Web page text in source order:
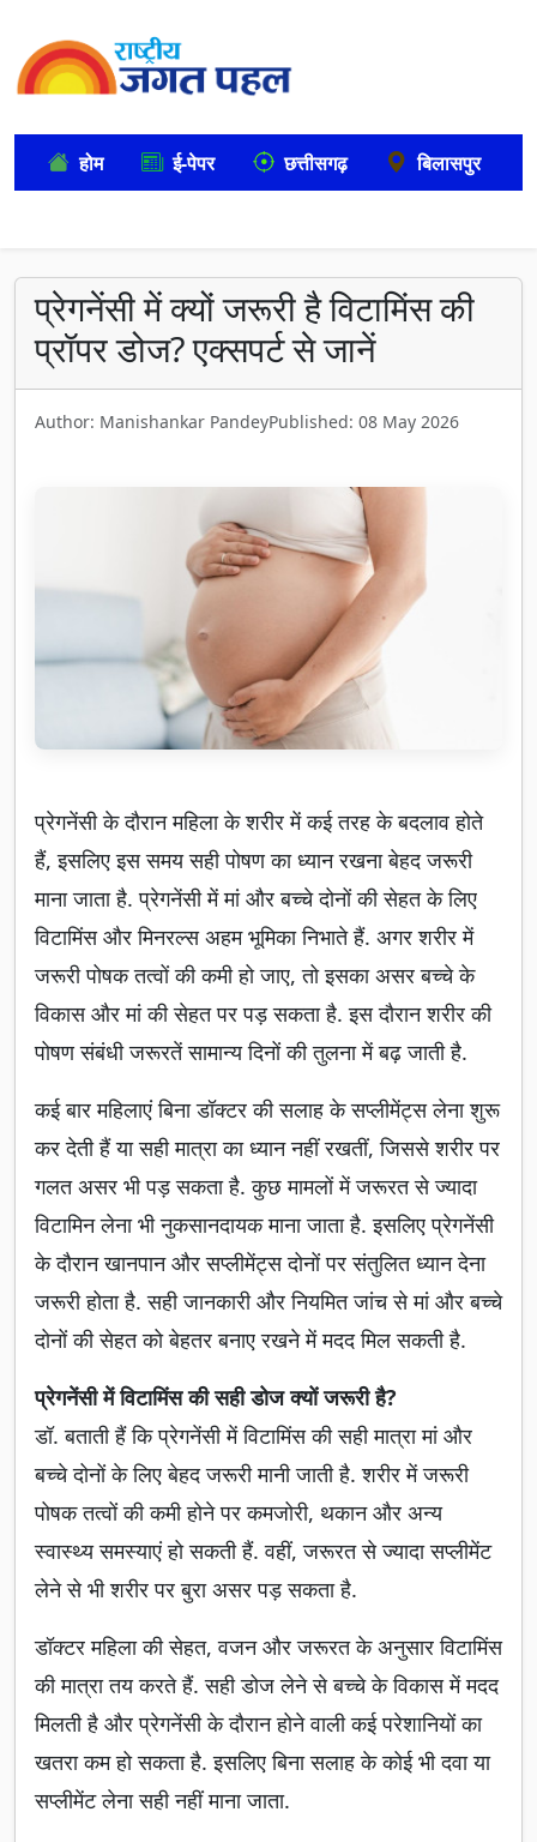
होम ई-पेपर छत्तीसगढ़ बिलासपुर
प्रेगनेंसी में क्यों जरूरी है विटामिंस की
प्रॉपर डोज? एक्सपर्ट से जानें
Author: Manishankar PandeyPublished: 08 May 2026
प्रेगनेंसी के दौरान महिला के शरीर में कई तरह के बदलाव होते
हैं, इसलिए इस समय सही पोषण का ध्यान रखना बेहद जरूरी
माना जाता है. प्रेगनेंसी में मां और बच्चे दोनों की सेहत के लिए
विटामिंस और मिनरल्स अहम भूमिका निभाते हैं. अगर शरीर में
जरूरी पोषक तत्वों की कमी हो जाए, तो इसका असर बच्चे के
विकास और मां की सेहत पर पड़ सकता है. इस दौरान शरीर की
पोषण संबंधी जरूरतें सामान्य दिनों की तुलना में बढ़ जाती है.
कई बार महिलाएं बिना डॉक्टर की सलाह के सप्लीमेंट्स लेना शुरू
कर देती हैं या सही मात्रा का ध्यान नहीं रखतीं, जिससे शरीर पर
गलत असर भी पड़ सकता है. कुछ मामलों में जरूरत से ज्यादा
विटामिन लेना भी नुकसानदायक माना जाता है. इसलिए प्रेगनेंसी
के दौरान खानपान और सप्लीमेंट्स दोनों पर संतुलित ध्यान देना
जरूरी होता है. सही जानकारी और नियमित जांच से मां और बच्चे
दोनों की सेहत को बेहतर बनाए रखने में मदद मिल सकती है.
प्रेगनेंसी में विटामिंस की सही डोज क्यों जरूरी है?
डॉ. बताती हैं कि प्रेगनेंसी में विटामिंस की सही मात्रा मां और
बच्चे दोनों के लिए बेहद जरूरी मानी जाती है. शरीर में जरूरी
पोषक तत्वों की कमी होने पर कमजोरी, थकान और अन्य
स्वास्थ्य समस्याएं हो सकती हैं. वहीं, जरूरत से ज्यादा सप्लीमेंट
लेने से भी शरीर पर बुरा असर पड़ सकता है.
डॉक्टर महिला की सेहत, वजन और जरूरत के अनुसार विटामिंस
की मात्रा तय करते हैं. सही डोज लेने से बच्चे के विकास में मदद
मिलती है और प्रेगनेंसी के दौरान होने वाली कई परेशानियों का
खतरा कम हो सकता है. इसलिए बिना सलाह के कोई भी दवा या
सप्लीमेंट लेना सही नहीं माना जाता.